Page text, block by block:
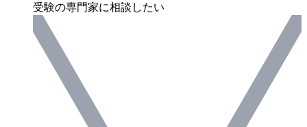
受験の専門家に相談したい